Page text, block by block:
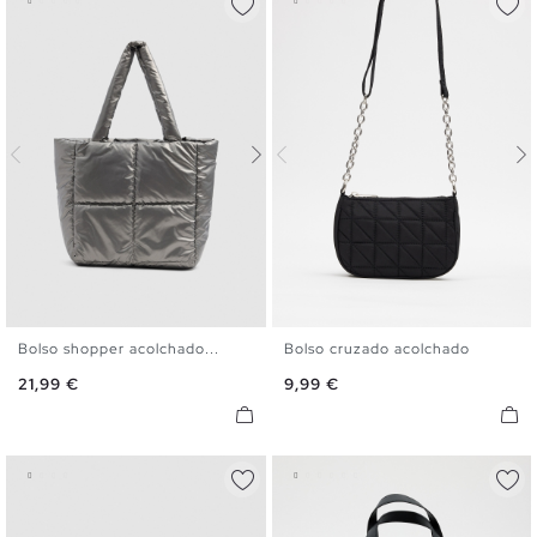
Bolso shopper acolchado...
Precio
21,99 €
Bolso cruzado acolchado
Precio
9,99 €